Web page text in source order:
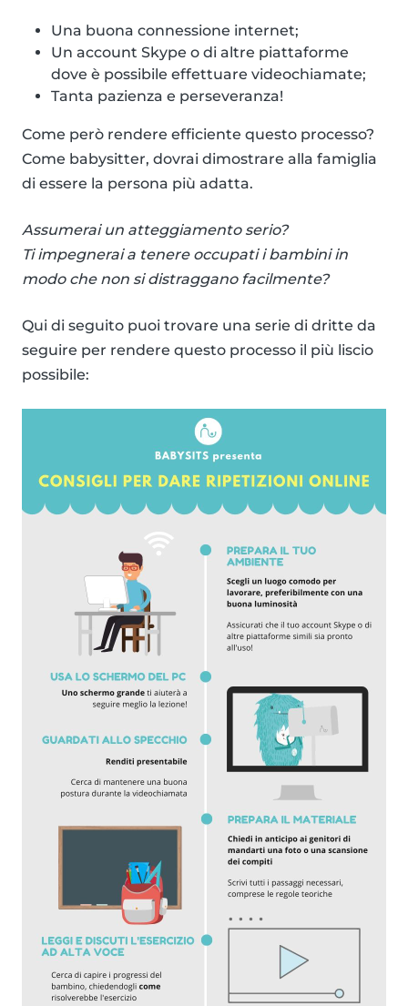
Una buona connessione internet;
Un account Skype o di altre piattaforme
dove è possibile effettuare videochiamate;
Tanta pazienza e perseveranza!
Come però rendere efficiente questo processo?
Come babysitter, dovrai dimostrare alla famiglia
di essere la persona più adatta.
Assumerai un atteggiamento serio?
Ti impegnerai a tenere occupati i bambini in
modo che non si distraggano facilmente?
Qui di seguito puoi trovare una serie di dritte da
seguire per rendere questo processo il più liscio
possibile: